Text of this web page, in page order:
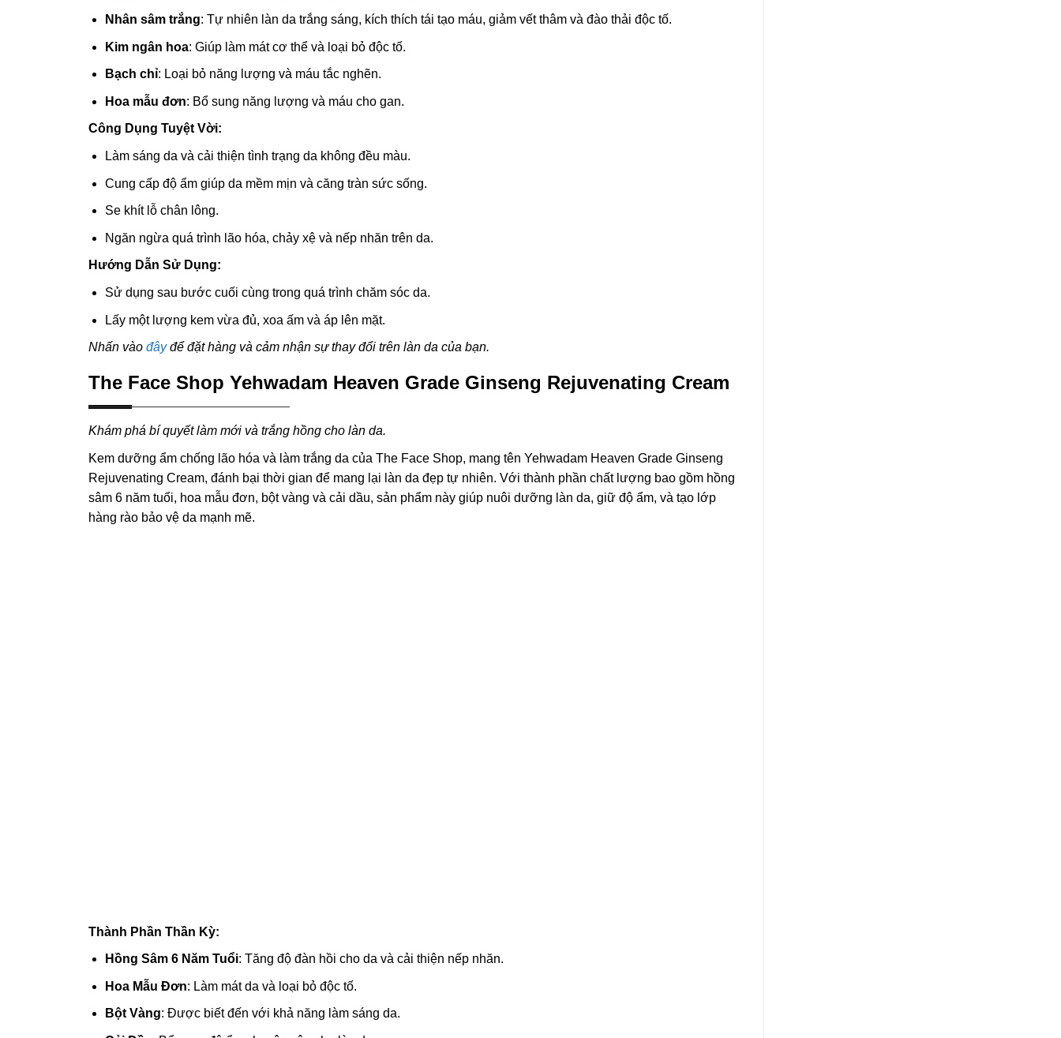
Nhân sâm trắng: Tự nhiên làn da trắng sáng, kích thích tái tạo máu, giảm vết thâm và đào thải độc tố.
Kim ngân hoa: Giúp làm mát cơ thể và loại bỏ độc tố.
Bạch chỉ: Loại bỏ năng lượng và máu tắc nghẽn.
Hoa mẫu đơn: Bổ sung năng lượng và máu cho gan.
Công Dụng Tuyệt Vời:
Làm sáng da và cải thiện tình trạng da không đều màu.
Cung cấp độ ẩm giúp da mềm mịn và căng tràn sức sống.
Se khít lỗ chân lông.
Ngăn ngừa quá trình lão hóa, chảy xệ và nếp nhăn trên da.
Hướng Dẫn Sử Dụng:
Sử dụng sau bước cuối cùng trong quá trình chăm sóc da.
Lấy một lượng kem vừa đủ, xoa ấm và áp lên mặt.
Nhấn vào đâyđể đặt hàng và cảm nhận sự thay đổi trên làn da của bạn.
The Face Shop Yehwadam Heaven Grade Ginseng Rejuvenating Cream
Khám phá bí quyết làm mới và trắng hồng cho làn da.
Kem dưỡng ẩm chống lão hóa và làm trắng da của The Face Shop, mang tên Yehwadam Heaven Grade Ginseng
Rejuvenating Cream, đánh bại thời gian để mang lại làn da đẹp tự nhiên. Với thành phần chất lượng bao gồm hồng
sâm 6 năm tuổi, hoa mẫu đơn, bột vàng và cải dầu, sản phẩm này giúp nuôi dưỡng làn da, giữ độ ẩm, và tạo lớp
hàng rào bảo vệ da mạnh mẽ.
Thành Phần Thần Kỳ:
Hồng Sâm 6 Năm Tuổi: Tăng độ đàn hồi cho da và cải thiện nếp nhăn.
Hoa Mẫu Đơn: Làm mát da và loại bỏ độc tố.
Bột Vàng: Được biết đến với khả năng làm sáng da.